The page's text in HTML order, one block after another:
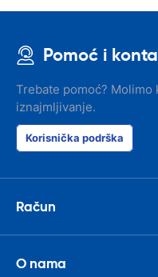
Pomoć i
Trebate pomoć?
iznajmljivanje.
Korisnička podrška
Račun
O nama